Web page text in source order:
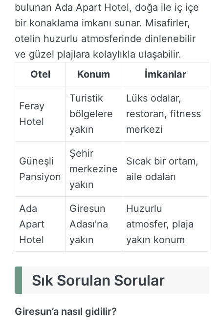
bulunan Ada Apart Hotel, doğa ile iç içe
bir konaklama imkanı sunar. Misafirler,
otelin huzurlu atmosferinde dinlenebilir
ve güzel plajlara kolaylıkla ulaşabilir.
Otel
Konum İmkanlar
Feray
Hotel
Turistik
bölgelere
yakın
Lüks odalar,
restoran, fitness
merkezi
Güneşli
Pansiyon
Şehir
merkezine
yakın
Sıcak bir ortam,
aile odaları
Ada
Apart
Hotel
Giresun
Adası’na
yakın
Huzurlu
atmosfer, plaja
yakın konum
Sık Sorulan Sorular
Giresun’a nasıl gidilir?